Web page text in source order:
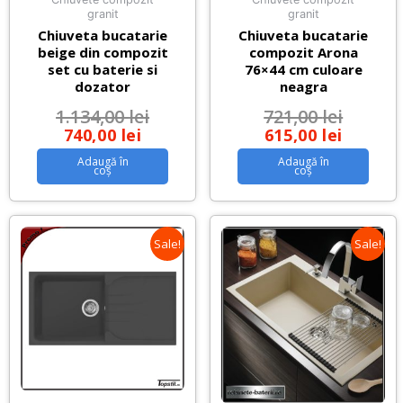
granit
Chiuveta bucatarie
beige din compozit
set cu baterie si
dozator
1.134,00lei
740,00 lei
Adaugă în
coș
granit
Chiuveta bucatarie
compozit Arona
76×44 cm culoare
neagra
721,00lei
615,00 lei
Adaugă în
coș
Sale! Sale!